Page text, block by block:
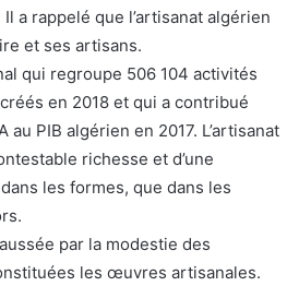
a rappelé que l’artisanat algérien
et ses artisans.
qui regroupe 506 104 activités
en 2018 et qui a contribué
PIB algérien en 2017. L’artisanat
richesse et d’une
les formes, que dans les
par la modestie des
les œuvres artisanales.